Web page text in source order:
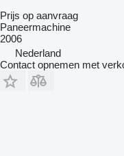
Prijs op aanvraag
Paneermachine
2006
Nederland
Contact opnemen met